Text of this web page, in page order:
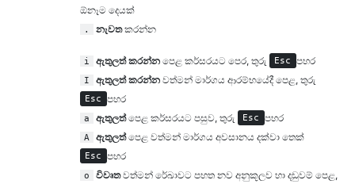
ඕනෑම දෙයක්
. නැවතකරන්න
i ඇතුලත් කරන්න පෙළ කර්සරයට පෙර, තුරු Esc පහර
I ඇතුලත් කරන්න වත්මන් මාර්ගය ආරම්භයේදී පෙළ, තුරු
Esc පහර
a ඇතුලත්පෙළ කර්සරයට පසුව, තුරු Esc පහර
A ඇතුලත්පෙළ වත්මන් මාර්ගය අවසානය දක්වා තෙක්
Esc පහර
o විවෘතවත්මන් රේඛාවට පහත නව අනුකූලව හා දඩුවම් පෙළ,